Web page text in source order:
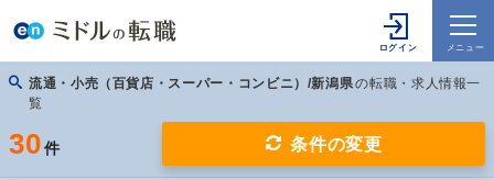
流通・小売（百貨店・スーパー・コンビニ）/新潟県の転職・求人情報一
覧
30 件 条件の変更